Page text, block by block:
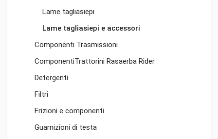
Lame tagliasiepi
Lame tagliasiepi e accessori
Componenti Trasmissioni
ComponentiTrattorini Rasaerba Rider
Detergenti
Filtri
Frizioni e componenti
Guarnizioni di testa